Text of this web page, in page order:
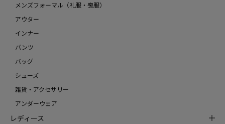
メンズフォーマル（礼服・喪服）
アウター
インナー
パンツ
バッグ
シューズ
雑貨・アクセサリー
アンダーウェア
レディース